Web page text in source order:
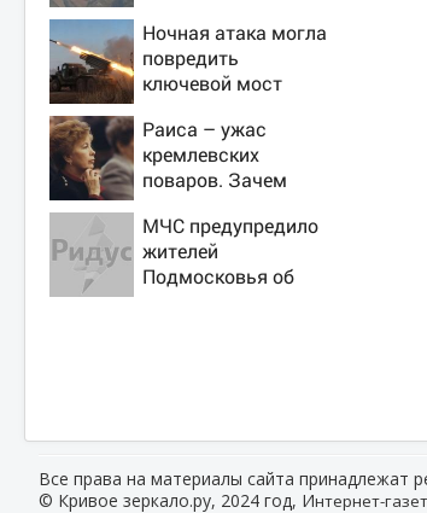
точность попаданий
по объектам ВСУ
Ночная атака могла
повредить
ключевой мост
Одесской области
Раиса – ужас
кремлевских
поваров. Зачем
требовала пять
видов каши каждое
утро?
МЧС предупредило
жителей
Подмосковья об
Все права на материалы сайта принадлежат
© Кривое зеркало.ру, 2024 год, Интернет-